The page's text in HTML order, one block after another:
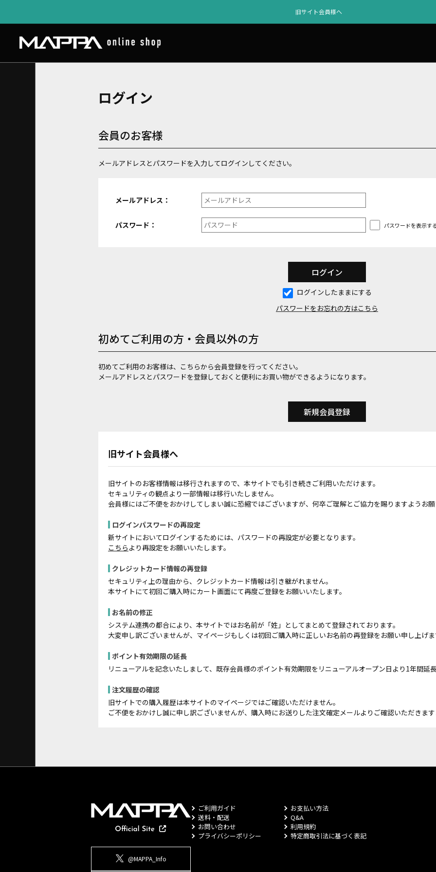
旧サイト会員様へ
ログイン
会員のお客様
メールアドレスとパスワードを入力してログインしてください。
メールアドレス：
パスワード： パスワードを表示す
ログインしたままにする
パスワードをお忘れの方はこちら
初めてご利用の方・会員以外の方
初めてご利用のお客様は、こちらから会員登録を行ってください。
メールアドレスとパスワードを登録しておくと便利にお買い物ができるようになります。
旧サイト会員様へ
旧サイトのお客様情報は移行されますので、本サイトでも引き続きご利用いただけます。
セキュリティの観点より一部情報は移行いたしません。
会員様にはご不便をおかけしてしまい誠に恐縮ではございますが、何卒ご理解とご協力を賜りますようお
ログインパスワードの再設定
新サイトにおいてログインするためには、パスワードの再設定が必要となります。
こちら より再設定をお願いいたします。
クレジットカード情報の再登録
セキュリティ上の理由から、クレジットカード情報は引き継がれません。
本サイトにて初回ご購入時にカート画面にて再度ご登録をお願いいたします。
お名前の修正
システム連携の都合により、本サイトではお名前が「姓」としてまとめて登録されております。
大変申し訳ございませんが、マイページもしくは初回ご購入時に正しいお名前の再登録をお願い申し上げ
ポイント有効期限の延長
リニューアルを記念いたしまして、既存会員様のポイント有効期限をリニューアルオープン日より1年間延
注文履歴の確認
旧サイトでの購入履歴は本サイトのマイページではご確認いただけません。
ご不便をおかけし誠に申し訳ございませんが、購入時にお送りした注文確定メールよりご確認いただきま
@MAPPA_Info
ご利用ガイド
お支払い方法
送料・配送
Q&A
お問い合わせ
利用規約
プライバシーポリシー
特定商取引法に基づく表記